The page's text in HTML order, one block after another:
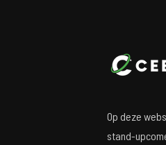
Op deze
stand-